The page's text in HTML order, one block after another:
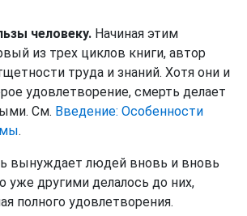
человеку. Начиная этим
из трех циклов книги, автор
труда и знаний. Хотя они и
удовлетворение, смерть делает
См. Введение: Особенности
.
вынуждает людей вновь и вновь
уже другими делалось до них,
полного удовлетворения.